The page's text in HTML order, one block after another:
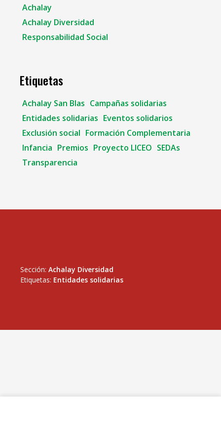
Achalay
Achalay Diversidad
Responsabilidad Social
Etiquetas
Achalay San Blas Campañas solidarias
Entidades solidarias Eventos solidarios
Exclusión social Formación Complementaria
Infancia Premios Proyecto LICEO SEDAs
Transparencia
Sección: Achalay Diversidad
Etiquetas: Entidades solidarias